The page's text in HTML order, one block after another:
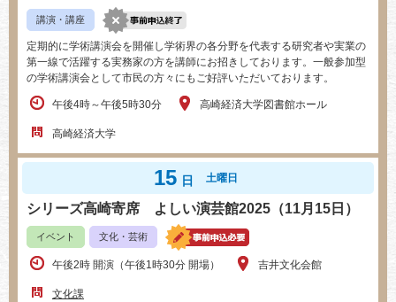
講演・講座
定期的に学術講演会を開催し学術界の各分野を代表する研究者や実業の
第一線で活躍する実務家の方を講師にお招きしております。一般参加型
の学術講演会として市民の方々にもご好評いただいております。
午後4時～午後5時30分 高崎経済大学図書館ホール
高崎経済大学
15 日 土曜日
シリーズ高崎寄席 よしい演芸館2025（11月15日）
イベント 文化・芸術
午後2時 開演（午後1時30分 開場） 吉井文化会館
文化課